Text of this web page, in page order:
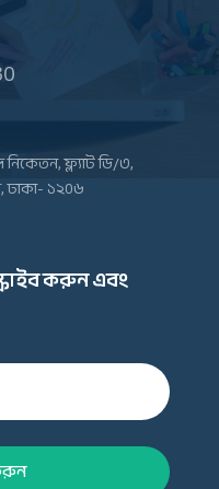
ফ্ল্যাট ডি/৩,
ঢাকা- ১২০৬
করুন এবং